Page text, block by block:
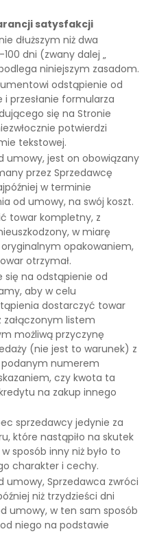
satysfakcji
dłuższym niż dwa
dni (zwany dalej „
niniejszym zasadom.
odstąpienie od
przesłanie formularza
się na Stronie
potwierdzi
tekstowej.
umowy, jest on obowiązany
przez Sprzedawcę
w terminie
od umowy, na swój koszt.
towar kompletny, z
w miarę
opakowaniem,
otrzymał.
się na odstąpienie od
aby w celu
dostarczyć towar
załączonym listem
możliwą przyczynę
(nie jest to warunek) z
numerem
czy kwota ta
na zakup innego
sprzedawcy jedynie za
które nastąpiło na skutek
sposób inny niż było to
charakter i cechy.
umowy, Sprzedawca zwróci
niż trzydzieści dni
umowy, w ten sam sposób
niego na podstawie